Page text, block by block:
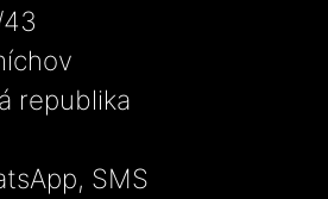
republika
SMS